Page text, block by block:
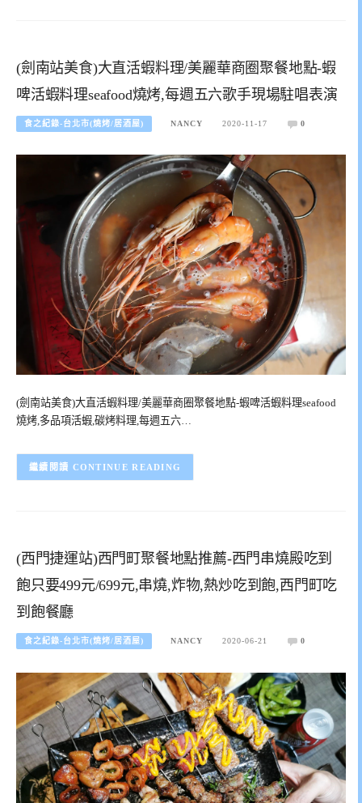
(劍南站美食)大直活蝦料理/美麗華商圈聚餐地點-蝦
啤活蝦料理seafood燒烤,每週五六歌手現場駐唱表演
食之紀錄-台北市(燒烤/居酒屋) NANCY 2020-11-17 0
(劍南站美食)大直活蝦料理/美麗華商圈聚餐地點-蝦啤活蝦料理seafood
燒烤,多品項活蝦,碳烤料理,每週五六…
CONTINUE READING
(西門捷運站)西門町聚餐地點推薦-西門串燒殿吃到
飽只要499元/699元,串燒,炸物,熱炒吃到飽,西門町吃
到飽餐廳
食之紀錄-台北市(燒烤/居酒屋) NANCY 2020-06-21 0